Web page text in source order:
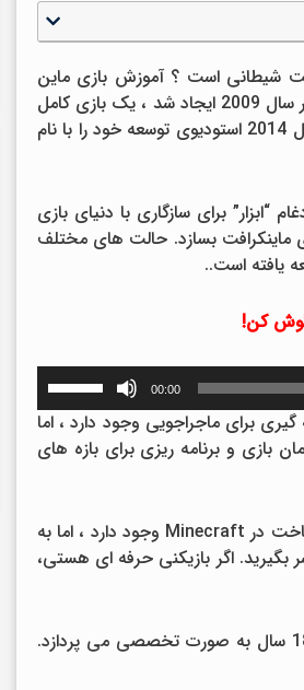
شیطانی است ؟ آموزش بازی ماین
کرافت چیست؟ بازی در ماین کرافت چگونه است؟ مانکراف Minecraft که در سال 2009 ایجاد شد ، یک بازی کامل
است. بازی ماینکرافت یک پدیده روزانه متعلق به مایکروسافت است که در سال 2014 استودیوی توسعه خود را با نام
برای سازگاری با دنیای بازی
ماینکرافت بسازد. حالت های مختلف
یافته است..
گوش کن!
00:00
یا
کاهش
کلیدهای
بالا
استفاده
برای ماجراجویی وجود دارد ، اما
بازی و برنامه ریزی برای بازه های
برای بازیکنان بازی ماین کرافت ، مطمئناً همیشه کاری برای انجام ، ایجاد ، ساخت در Minecraft وجود دارد ، اما به
بگیرید. اگر بازیکنی حرفه ای هستی،
8 تا 18 سال به صورت تخصصی می پردازد.